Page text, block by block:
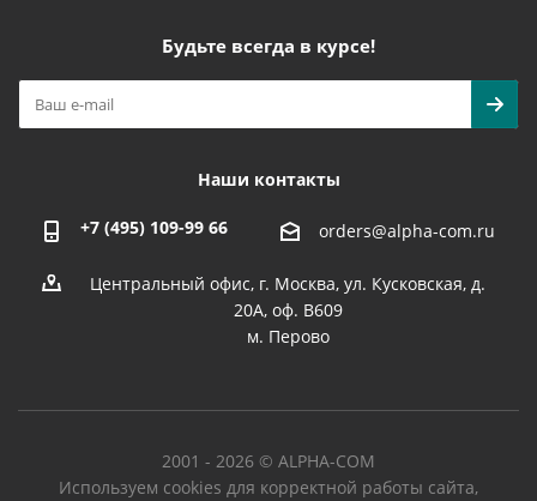
Будьте всегда в курсе!
Наши контакты
+7 (495) 109-99 66 orders@alpha-com.ru
Центральный офис, г. Москва, ул. Кусковская, д.
20А, оф. В609
м. Перово
2001 - 2026 © ALPHA-COM
Используем cookies для корректной работы сайта,